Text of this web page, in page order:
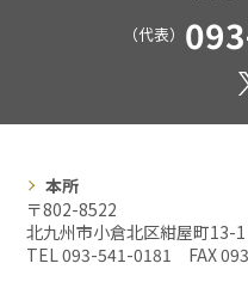
（代表）
本所
〒802-8522
北九州市小倉北区紺屋町
TEL 093-541-0181 FAX